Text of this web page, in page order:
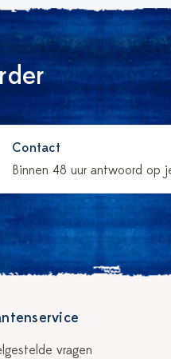
Contact
Binnen 48 uur antwoord op
vragen